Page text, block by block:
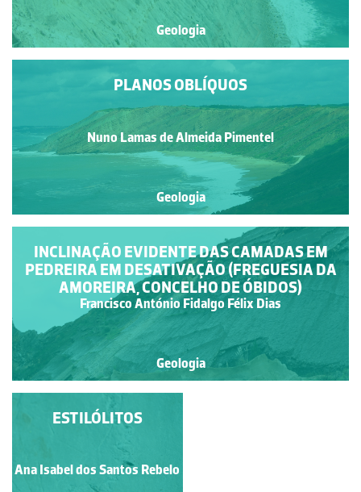
Geologia
PLANOS OBLÍQUOS
Nuno Lamas de Almeida Pimentel
Geologia
INCLINAÇÃO EVIDENTE DAS CAMADAS EM
PEDREIRA EM DESATIVAÇÃO (FREGUESIA DA
AMOREIRA, CONCELHO DE ÓBIDOS)
Francisco António Fidalgo Félix Dias
Geologia
TROMBA
Francisco António Fidalgo
Félix Dias
ESTILÓLITOS
Ana Isabel dos Santos Rebelo